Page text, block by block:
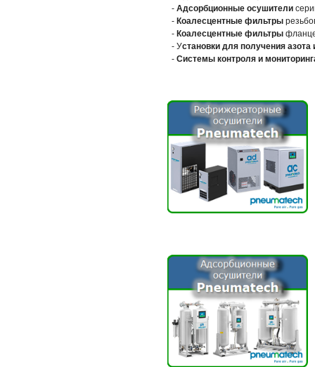
- Адсорбционные осушители
- Коалесцентные фильтры
- Коалесцентные фильтры
- Установки для получения азота
- Системы контроля и